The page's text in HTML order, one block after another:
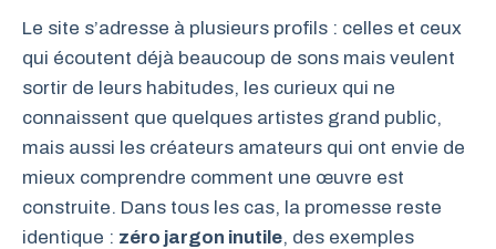
Le site s’adresse à plusieurs profils : celles et ceux
qui écoutent déjà beaucoup de sons mais veulent
sortir de leurs habitudes, les curieux qui ne
connaissent que quelques artistes grand public,
mais aussi les créateurs amateurs qui ont envie de
mieux comprendre comment une œuvre est
construite. Dans tous les cas, la promesse reste
identique : zéro jargon inutile, des exemples